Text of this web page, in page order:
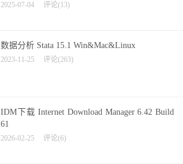
2025-07-04 评论(13)
数据分析 Stata 15.1 Win&Mac&Linux
2023-11-25 评论(263)
IDM下载 Internet Download Manager 6.42 Build
61
2026-02-25 评论(6)